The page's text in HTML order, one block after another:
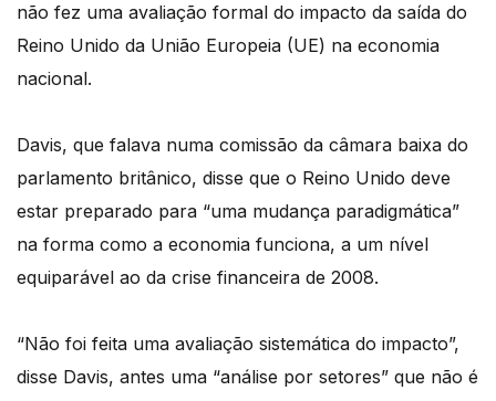
não fez uma avaliação formal do impacto da saída do
Reino Unido da União Europeia (UE) na economia
nacional.
Davis, que falava numa comissão da câmara baixa do
parlamento britânico, disse que o Reino Unido deve
estar preparado para “uma mudança paradigmática”
na forma como a economia funciona, a um nível
equiparável ao da crise financeira de 2008.
“Não foi feita uma avaliação sistemática do impacto”,
disse Davis, antes uma “análise por setores” que não é